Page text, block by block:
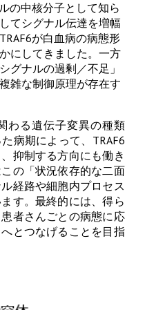
の中核分子として知ら
てシグナル伝達を増幅
が白血病の病態形
にしてきました。一方
グナルの過剰／不足」
雑な制御原理が存在す
わる遺伝子変異の種類
病期によって、TRAF6
抑制する方向にも働き
の「状況依存的な二面
経路や細胞内プロセス
す。最終的には、得ら
者さんごとの病態に応
とつなげることを目指